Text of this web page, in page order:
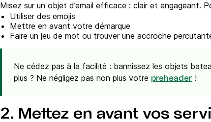
Misez sur un objet d’email efficace : clair et engageant.
Utiliser des emojis
Mettre en avant votre démarque
Faire un jeu de mot ou trouver une accroche
Ne cédez pas à la facilité : bannissez les objets
plus ? Ne négligez pas non plus votre preheader !
2. Mettez en avant vos